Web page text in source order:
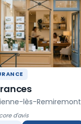
lès-Remiremont
d'avis